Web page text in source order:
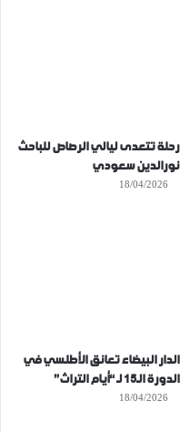
رحلة تتعدى ليالي الرصاص للباحث
نورالدين سعودي
18/04/2026
الدار البيضاء تعانق الأطلسي في
الدورة الـ15 لـ “أيام التراث”
18/04/2026